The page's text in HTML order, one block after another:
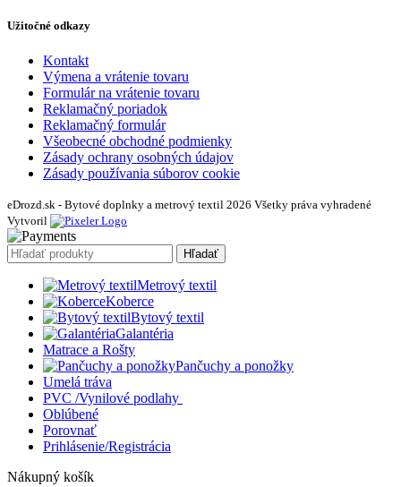
Užitočné odkazy
Kontakt
Výmena a vrátenie tovaru
Formulár na vrátenie tovaru
Reklamačný poriadok
Reklamačný formulár
Všeobecné obchodné podmienky
Zásady ochrany osobných údajov
Zásady používania súborov cookie
eDrozd.sk - Bytové doplnky a metrový textil 2026 Všetky práva vyhradené
Vytvoril
Hľadať
Metrový textil
Koberce
Bytový textil
Galantéria
Matrace a Rošty
Pančuchy a ponožky
Umelá tráva
PVC /Vynilové podlahy
Oblúbené
Porovnať
Prihlásenie/Registrácia
Nákupný košík